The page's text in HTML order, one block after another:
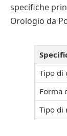
specifiche
Orologio da
Tipo di
Forma
Tipo di